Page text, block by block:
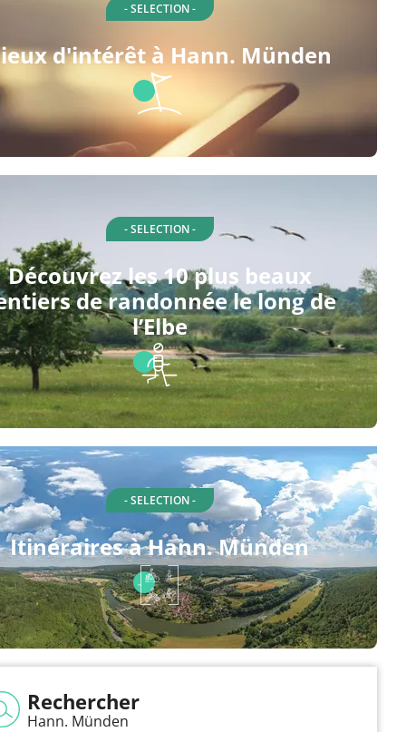
- SELECTION -
d'intérêt à Hann. Münden
- SELECTION -
Découvrez les 10 plus beaux
de randonnée le long de
l’Elbe
- SELECTION -
Itinéraires à Hann. Münden
Rechercher
Hann. Münden